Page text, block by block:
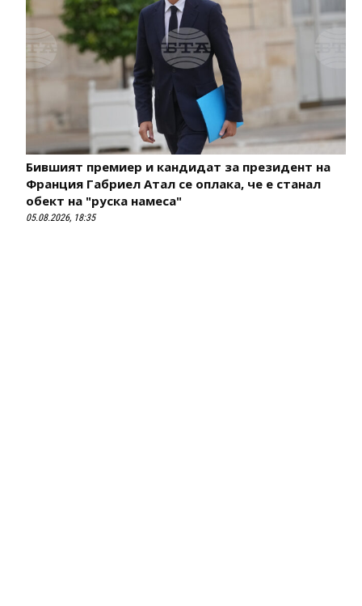
Бившият премиер и кандидат за президент на
Франция Габриел Атал се оплака, че е станал
обект на "руска намеса"
05.08.2026, 18:35